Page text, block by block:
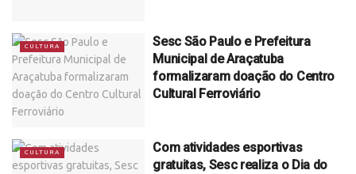
CULTURA
Sesc São Paulo e Prefeitura
Municipal de Araçatuba
formalizaram doação do Centro
Cultural Ferroviário
CULTURA
Com atividades esportivas
gratuitas, Sesc realiza o Dia do